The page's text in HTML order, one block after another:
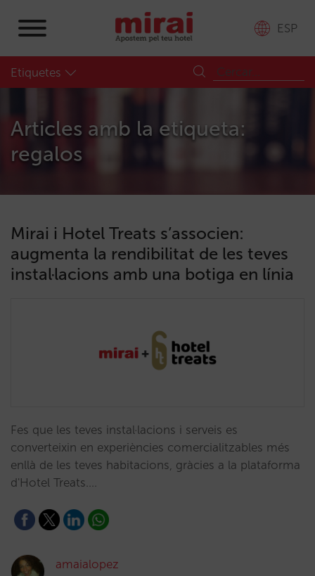
ESP
Etiquetes
Articles amb la etiqueta:
regalos
Mirai i Hotel Treats s’associen:
augmenta la rendibilitat de les teves
instal·lacions amb una botiga en línia
Fes que les teves instal·lacions i serveis es
converteixin en experiències comercialitzables més
enllà de les teves habitacions, gràcies a la plataforma
d'Hotel Treats.…
amaialopez